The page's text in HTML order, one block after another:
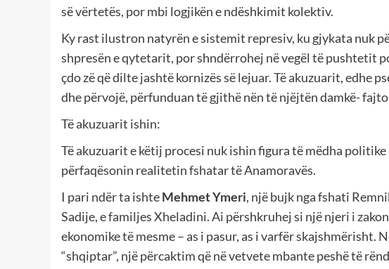
së vërtetës, por mbi logjikën e ndëshkimit kolektiv.
Ky rast ilustron natyrën e sistemit represiv, ku gjykata nuk
shpresën e qytetarit, por shndërrohej në vegël të pushtetit
çdo zë që dilte jashtë kornizës së lejuar. Të akuzuarit, edhe
dhe përvojë, përfunduan të gjithë nën të njëjtën damkë-
Të akuzuarit ishin:
Të akuzuarit e këtij procesi nuk ishin figura të mëdha
përfaqësonin realitetin fshatar të Anamoravës.
I pari ndër ta ishteMehmet Ymeri, një bujk nga fshati
Sadije, e familjes Xheladini. Ai përshkruhej si një njeri i
ekonomike të mesme – as i pasur, as i varfër skajshmërisht.
“shqiptar”, një përcaktim që në vetvete mbante peshë të